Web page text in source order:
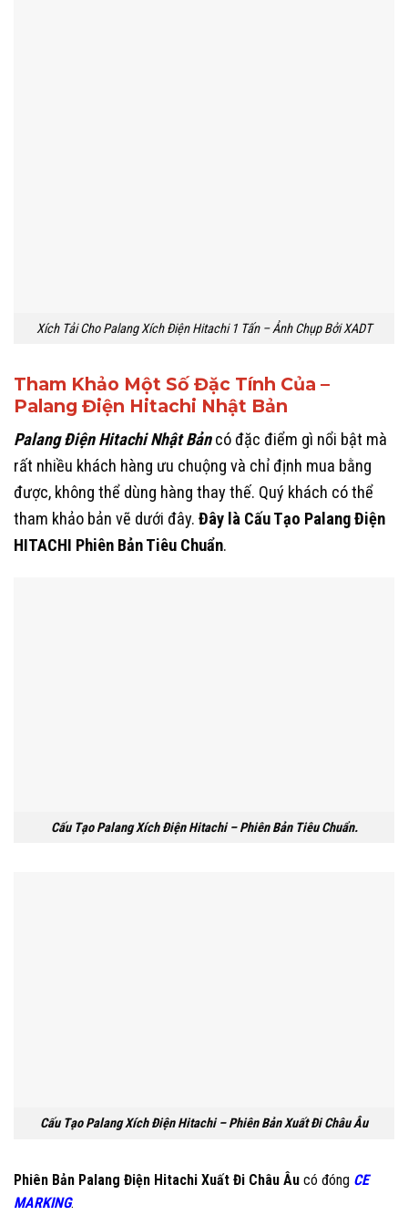
Xích Tải Cho Palang Xích Điện Hitachi 1 Tấn – Ảnh Chụp Bởi XADT
Tham Khảo Một Số Đặc Tính Của –
Palang Điện Hitachi Nhật Bản
Palang Điện Hitachi Nhật Bảncó đặc điểm gì nổi bật mà
rất nhiều khách hàng ưu chuộng và chỉ định mua bằng
được, không thể dùng hàng thay thế. Quý khách có thể
tham khảo bản vẽ dưới đây. Đây là Cấu Tạo Palang Điện
HITACHI Phiên Bản Tiêu Chuẩn.
Cấu Tạo Palang Xích Điện Hitachi – Phiên Bản Tiêu Chuẩn.
Cấu Tạo Palang Xích Điện Hitachi –Phiên Bản Xuất Đi Châu Âu
Phiên Bản Palang Điện Hitachi Xuất Đi Châu Âu có đóng CE
MARKING.